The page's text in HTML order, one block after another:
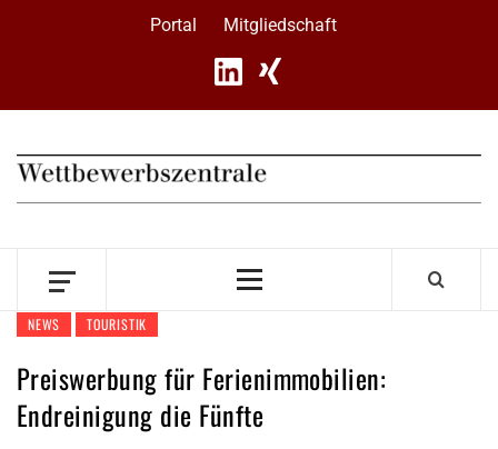
Portal Mitgliedschaft
Primary
NEWS TOURISTIK
Preiswerbung für Ferienimmobilien:
Endreinigung die Fünfte